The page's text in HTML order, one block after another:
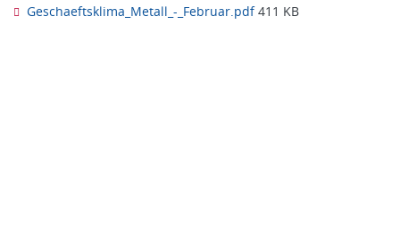
Geschaeftsklima_Metall_-_Februar.pdf411 KB